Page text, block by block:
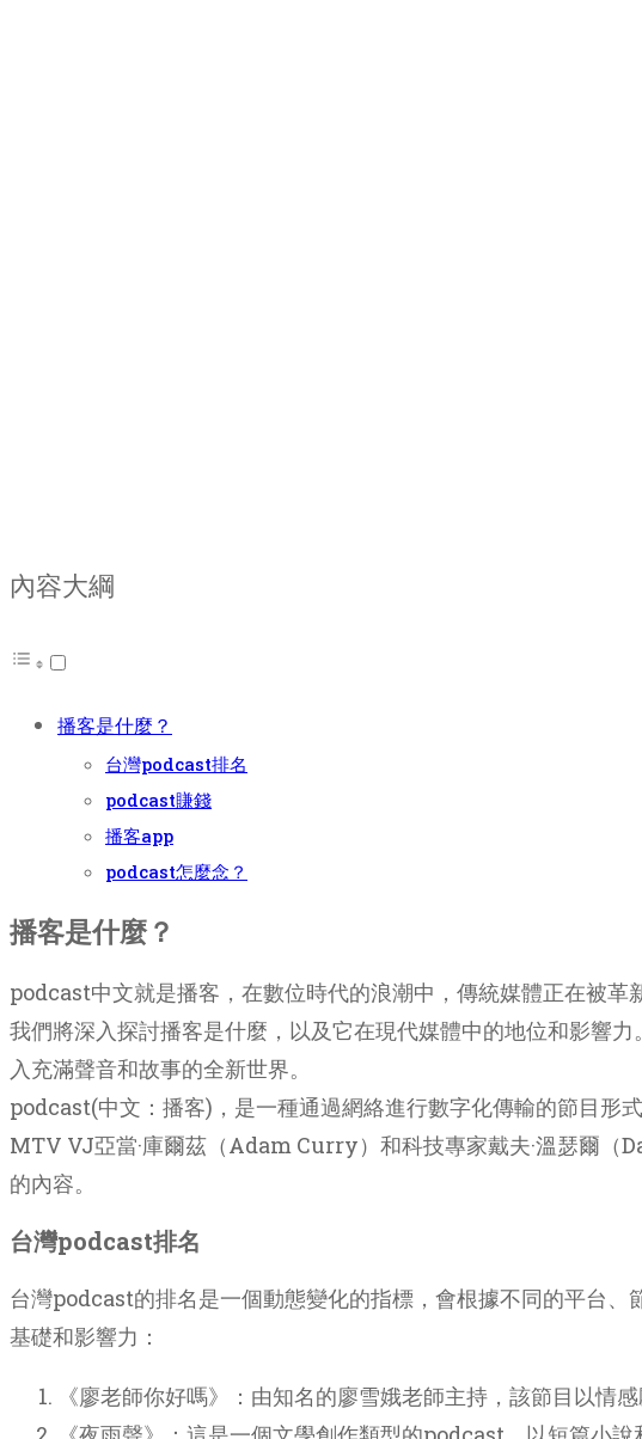
內容大綱
播客是什麼？
台灣podcast排名
podcast賺錢
播客app
podcast怎麼念？
播客是什麼？
podcast中文就是播客，在數位時代的浪潮中，傳統媒體正在被
我們將深入探討播客是什麼，以及它在現代媒體中的地位和影響
入充滿聲音和故事的全新世界。
podcast(中文：播客)，是一種通過網絡進行數字化傳輸的節目
MTV VJ亞當·庫爾茲（Adam Curry）和科技專家戴夫·溫瑟爾（
的內容。
台灣podcast排名
台灣podcast的排名是一個動態變化的指標，會根據不同的平台
基礎和影響力：
《廖老師你好嗎》：由知名的廖雪娥老師主持，該節目以情